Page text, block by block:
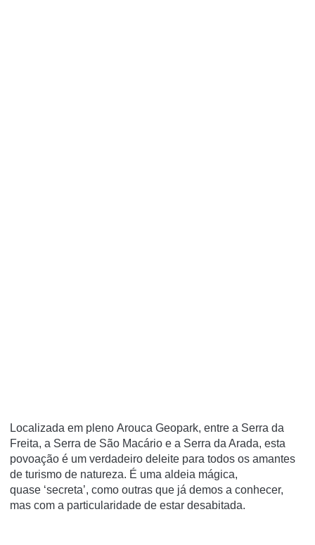
Localizada em pleno Arouca Geopark, entre a Serra da
Freita, a Serra de São Macário e a Serra da Arada, esta
povoação é um verdadeiro deleite para todos os amantes
de turismo de natureza. É uma aldeia mágica,
quase ‘secreta’, como outras que já demos a conhecer,
mas com a particularidade de estar desabitada.